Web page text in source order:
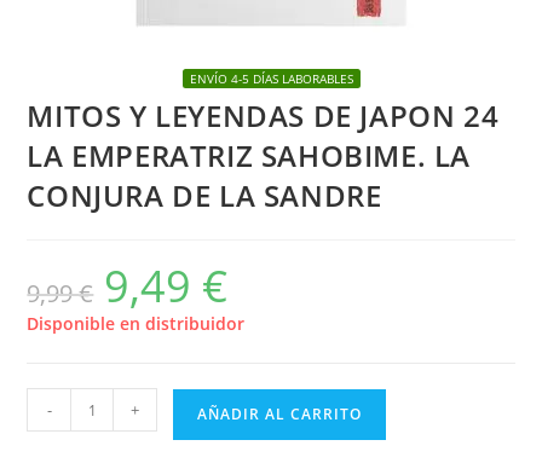
ENVÍO 4-5 DÍAS LABORABLES
MITOS Y LEYENDAS DE JAPON 24
LA EMPERATRIZ SAHOBIME. LA
CONJURA DE LA SANDRE
9,99€
El
precio
original
era:
9,49 €
es:
Disponible en distribuidor
Y
- + AÑADIR AL CARRITO